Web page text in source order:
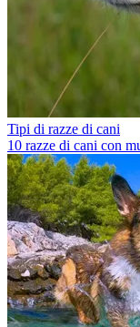
Tipi di razze di cani
10 razze di cani con